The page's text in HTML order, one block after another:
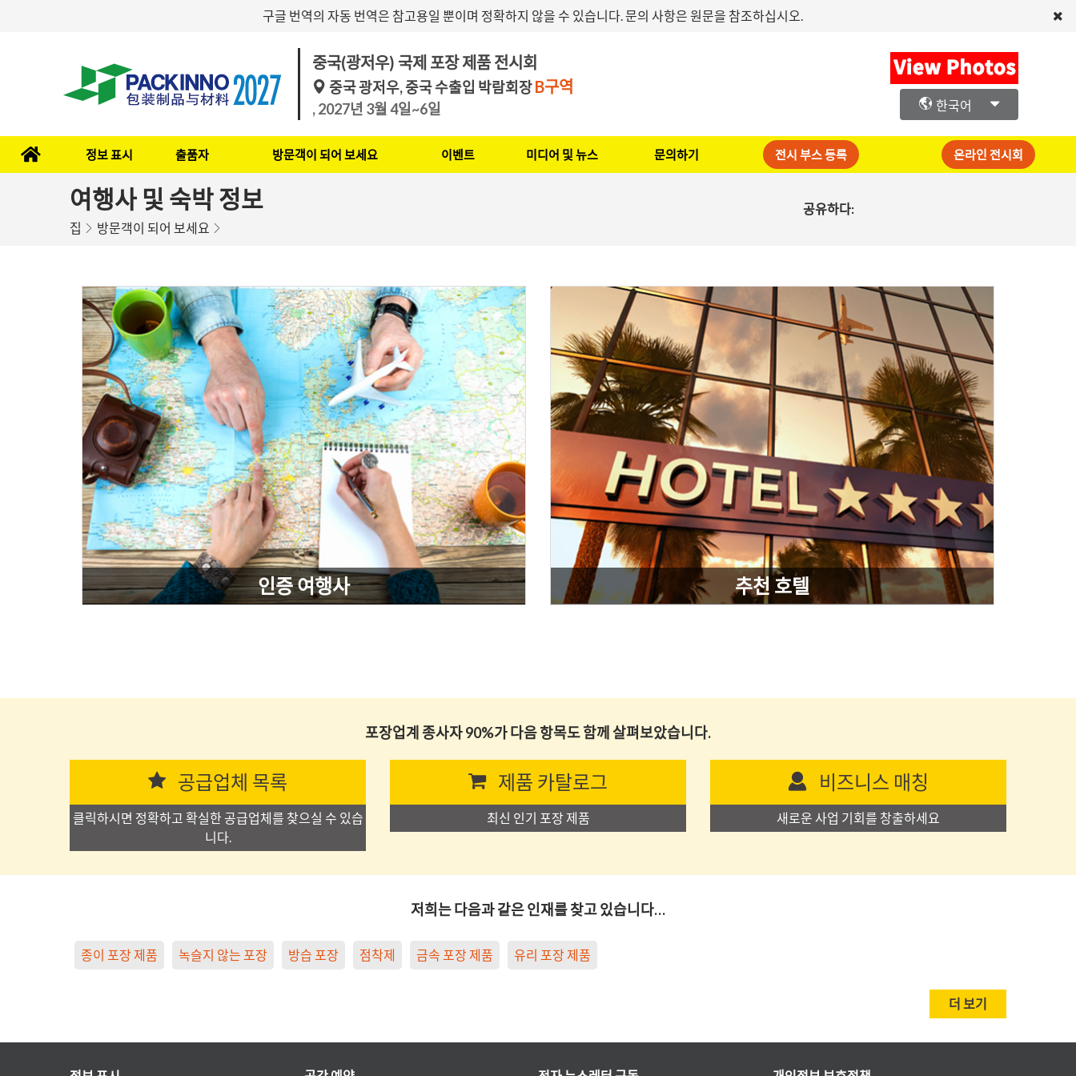
구글 번역의 자동 번역은 참고용일 뿐이며 정확하지 않을 수 있습니다. 문의 사항은 원문을 참조하십시오.
중국(광저우) 국제 포장 제품 전시회
중국 광저우, 중국 수출입 박람회장B구역
, 2027년 3월 4일~6일 한국어
정보 표시 출품자 방문객이 되어 보세요 이벤트 미디어 및 뉴스 문의하기 전시 부스 등록 온라인 전시회
여행사 및 숙박 정보
집 방문객이 되어 보세요
공유하다:
인증 여행사 추천 호텔
포장업계 종사자 90%가 다음 항목도 함께 살펴보았습니다.
공급업체 목록
클릭하시면 정확하고 확실한 공급업체를 찾으실 수 있습
니다.
제품 카탈로그
최신 인기 포장 제품
비즈니스 매칭
새로운 사업 기회를 창출하세요
저희는 다음과 같은 인재를 찾고 있습니다…
종이 포장 제품 녹슬지 않는 포장 방습 포장 점착제 금속 포장 제품 유리 포장 제품
더 보기